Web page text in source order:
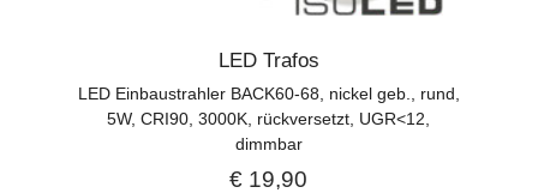
LED Trafos
LED Einbaustrahler BACK60-68, nickel geb., rund,
5W, CRI90, 3000K, rückversetzt, UGR<12,
dimmbar
€ 19,90